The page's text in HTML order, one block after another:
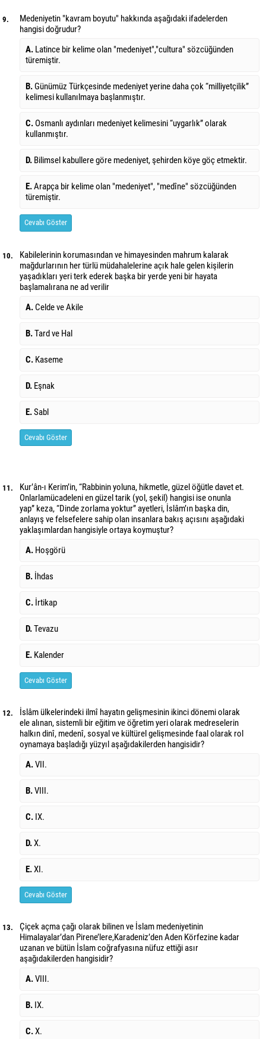
9.
Medeniyetin "kavram boyutu" hakkında aşağıdaki ifadelerden
hangisi doğrudur?
A. Latince bir kelime olan "medeniyet","cultura" sözcüğünden
türemiştir.
B.Günümüz Türkçesinde medeniyet yerine daha çok “milliyetçilik”
kelimesi kullanılmaya başlanmıştır.
C. Osmanlı aydınları medeniyet kelimesini “uygarlık” olarak
kullanmıştır.
D. Bilimsel kabullere göre medeniyet, şehirden köye göç etmektir.
E.Arapça bir kelime olan "medeniyet", "medîne" sözcüğünden
türemiştir.
Cevabı Göster
10.
Kabilelerinin korumasından ve himayesinden mahrum kalarak
mağdurlarının her türlü müdahalelerine açık hale gelen kişilerin
yaşadıkları yeri terk ederek başka bir yerde yeni bir hayata
başlamalırana ne ad verilir
A.Celde ve Akile
B.Tard ve Hal
C. Kaseme
D. Eşnak
E.Sabl
Cevabı Göster
11.
Kur’ân-ı Kerim’in, “Rabbinin yoluna, hikmetle, güzel öğütle davet et.
Onlarlamücadeleni en güzel tarik (yol, şekil) hangisi ise onunla
yap” keza, “Dinde zorlama yoktur” ayetleri, İslâm’ın başka din,
anlayış ve felsefelere sahip olan insanlara bakış açısını aşağıdaki
yaklaşımlardan hangisiyle ortaya koymuştur?
A. Hoşgörü
B. İhdas
C. İrtikap
D.Tevazu
E. Kalender
Cevabı Göster
12.
İslâm ülkelerindeki ilmî hayatın gelişmesinin ikinci dönemi olarak
ele alınan, sistemli bir eğitim ve öğretim yeri olarak medreselerin
halkın dinî, medenî, sosyal ve kültürel gelişmesinde faal olarak rol
oynamaya başladığı yüzyıl aşağıdakilerden hangisidir?
A.VII.
B.VIII.
C. IX.
D.X.
E.XI.
Cevabı Göster
13.
Çiçek açma çağı olarak bilinen ve İslam medeniyetinin
Himalayalar’dan Pirene’lere,Karadeniz’den Aden Körfezine kadar
uzanan ve bütün İslam coğrafyasına nüfuz ettiği asır
aşağıdakilerden hangisidir?
A.VIII.
B. IX.
C.X.